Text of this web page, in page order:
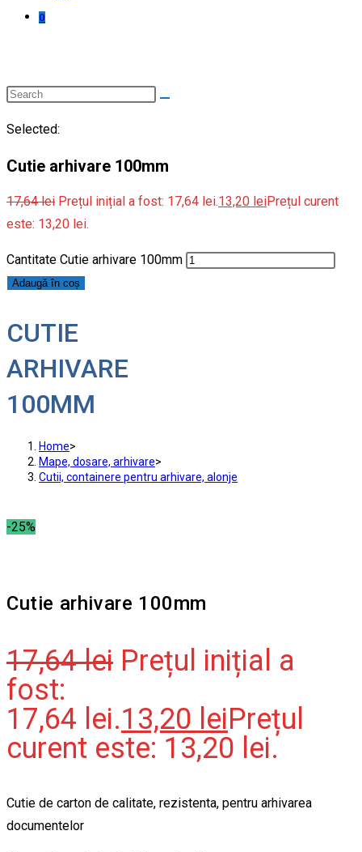
0
Selected:
Cutie arhivare 100mm
17,64lei Prețul inițial a fost: 17,64 lei.13,20 leiPrețul curent
este: 13,20 lei.
Cantitate Cutie arhivare 100mm
Adaugă în coș
CUTIE
ARHIVARE
100MM
Home>
Mape, dosare, arhivare>
Cutii, containere pentru arhivare, alonje
-25%
Cutie arhivare 100mm
17,64lei Prețul inițial a
fost:
17,64 lei.13,20 leiPrețul
curent este: 13,20 lei.
Cutie de carton de calitate, rezistenta, pentru arhivarea
documentelor